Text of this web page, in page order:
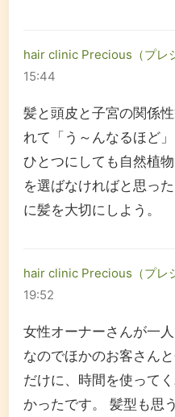
hair clinic Precious（プレ
15:44
髪と頭皮と子宮の関係
れて「う～んなるほど
ひとつにしても自然植
を選ばなければと思っ
に髪を大切にしよう。
hair clinic Precious（プレ
19:52
女性オーナーさんが一
なのでほかのお客さん
だけに、時間を使って
かったです。 髪型も思